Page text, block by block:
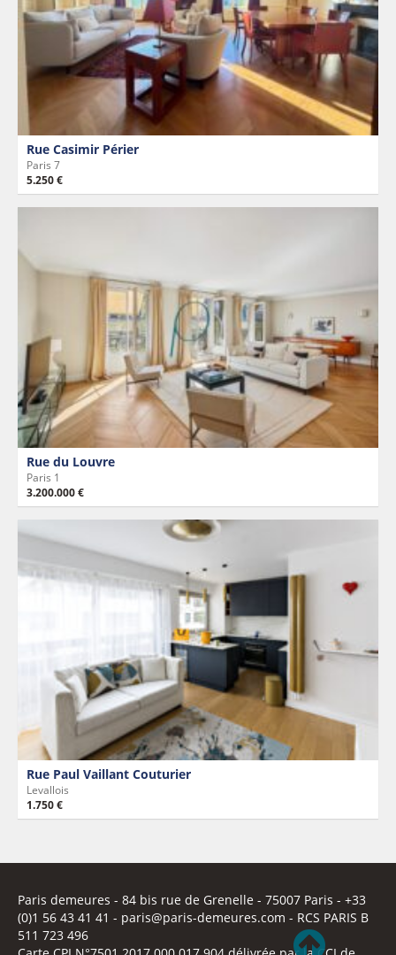
Rue Casimir Périer
Paris 7
5.250 €
Rue du Louvre
Paris 1
3.200.000 €
Rue Paul Vaillant Couturier
Levallois
1.750 €
Paris demeures - 84 bis rue de Grenelle - 75007 Paris - +33
(0)1 56 43 41 41 - paris@paris-demeures.com - RCS PARIS B
511 723 496